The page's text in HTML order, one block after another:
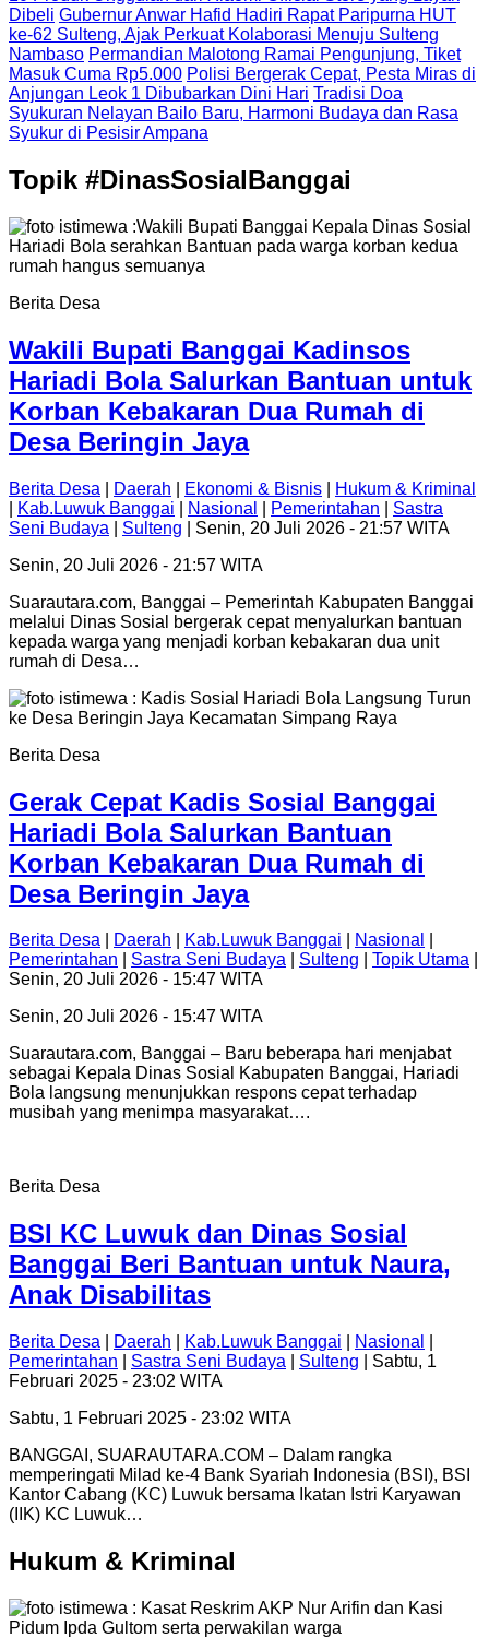
Dibeli Gubernur Anwar Hafid Hadiri Rapat Paripurna HUT
ke-62 Sulteng, Ajak Perkuat Kolaborasi Menuju Sulteng
Nambaso Permandian Malotong Ramai Pengunjung, Tiket
Masuk Cuma Rp5.000 Polisi Bergerak Cepat, Pesta Miras di
Anjungan Leok 1 Dibubarkan Dini Hari Tradisi Doa
Syukuran Nelayan Bailo Baru, Harmoni Budaya dan Rasa
Syukur di Pesisir Ampana
Topik #DinasSosialBanggai
Berita Desa
Wakili Bupati Banggai Kadinsos
Hariadi Bola Salurkan Bantuan untuk
Korban Kebakaran Dua Rumah di
Desa Beringin Jaya
Berita Desa Daerah Ekonomi & Bisnis
Hukum & Kriminal
Kab.Luwuk Banggai Nasional Pemerintahan
Sastra
Seni Budaya
Sulteng | Senin, 20 Juli 2026 - 21:57 WITA
Senin, 20 Juli 2026 - 21:57 WITA
Suarautara.com, Banggai – Pemerintah Kabupaten Banggai
melalui Dinas Sosial bergerak cepat menyalurkan bantuan
kepada warga yang menjadi korban kebakaran dua unit
rumah di Desa…
Berita Desa
Gerak Cepat Kadis Sosial Banggai
Hariadi Bola Salurkan Bantuan
Korban Kebakaran Dua Rumah di
Desa Beringin Jaya
Berita Desa Daerah Kab.Luwuk Banggai Nasional
Pemerintahan
Sastra Seni Budaya Sulteng Topik Utama
Senin, 20 Juli 2026 - 15:47 WITA
Senin, 20 Juli 2026 - 15:47 WITA
Suarautara.com, Banggai – Baru beberapa hari menjabat
sebagai Kepala Dinas Sosial Kabupaten Banggai, Hariadi
Bola langsung menunjukkan respons cepat terhadap
musibah yang menimpa masyarakat….
Berita Desa
BSI KC Luwuk dan Dinas Sosial
Banggai Beri Bantuan untuk Naura,
Anak Disabilitas
Berita Desa Daerah Kab.Luwuk Banggai Nasional
Pemerintahan
Sastra Seni Budaya Sulteng | Sabtu, 1
Februari 2025 - 23:02 WITA
Sabtu, 1 Februari 2025 - 23:02 WITA
BANGGAI, SUARAUTARA.COM – Dalam rangka
memperingati Milad ke-4 Bank Syariah Indonesia (BSI), BSI
Kantor Cabang (KC) Luwuk bersama Ikatan Istri Karyawan
(IIK) KC Luwuk…
Hukum & Kriminal